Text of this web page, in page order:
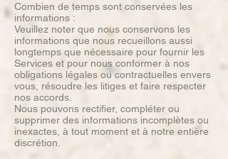
Combien de temps sont conservées les
informations :
Veuillez noter que nous conservons les
informations que nous recueillons aussi
longtemps que nécessaire pour fournir les
Services et pour nous conformer à nos
obligations légales ou contractuelles envers
vous, résoudre les litiges et faire respecter
nos accords.
Nous pouvons rectifier, compléter ou
supprimer des informations incomplètes ou
inexactes, à tout moment et à notre entière
discrétion.